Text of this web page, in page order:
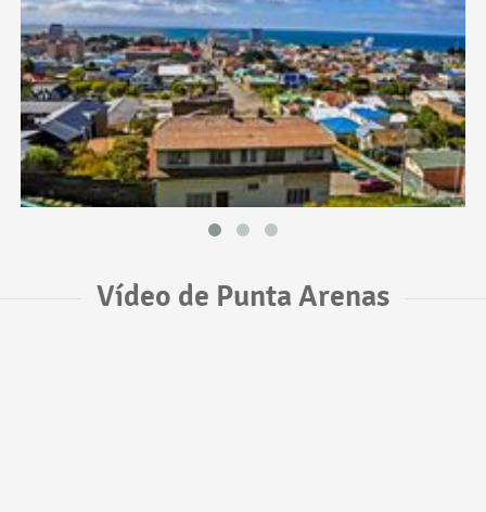
Vídeo de Punta Arenas